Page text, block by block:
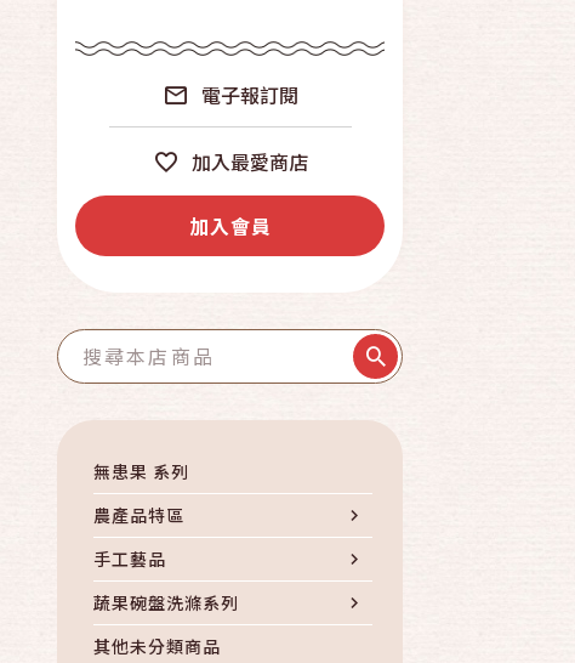
電子報訂閱
加入最愛商店
加入會員
無患果 系列
農產品特區
手工藝品
蔬果碗盤洗滌系列
其他未分類商品